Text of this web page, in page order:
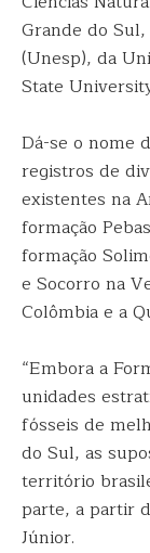
Grande do
(Unesp), da
State
Dá-se o nome
registros de
existentes na
formação
formação
e Socorro na
Colômbia e a
“Embora a
unidades
fósseis de
do Sul, as
território
parte, a partir
Júnior.